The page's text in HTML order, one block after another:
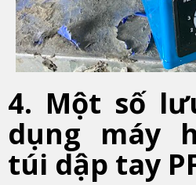
4. Một số
dụng máy
túi dập tay